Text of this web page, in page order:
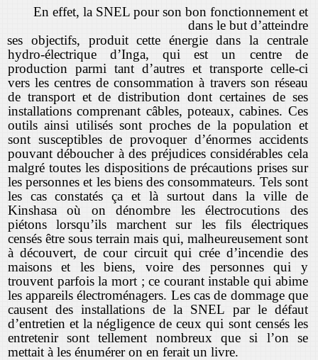
En effet, la SNEL pour son bon fonctionnement et
dans le but d’atteindre
ses objectifs, produit cette énergie dans la centrale
hydro-électrique d’Inga, qui est un centre de
production parmi tant d’autres et transporte celle-ci
vers les centres de consommation à travers son réseau
de transport et de distribution dont certaines de ses
installations comprenant câbles, poteaux, cabines. Ces
outils ainsi utilisés sont proches de la population et
sont susceptibles de provoquer d’énormes accidents
pouvant déboucher à des préjudices considérables cela
malgré toutes les dispositions de précautions prises sur
les personnes et les biens des consommateurs. Tels sont
les cas constatés ça et là surtout dans la ville de
Kinshasa où on dénombre les électrocutions des
piétons lorsqu’ils marchent sur les fils électriques
censés être sous terrain mais qui, malheureusement sont
à découvert, de cour circuit qui crée d’incendie des
maisons et les biens, voire des personnes qui y
trouvent parfois la mort ; ce courant instable qui abime
les appareils électroménagers. Les cas de dommage que
causent des installations de la SNEL par le défaut
d’entretien et la négligence de ceux qui sont censés les
entretenir sont tellement nombreux que si l’on se
mettait à les énumérer on en ferait un livre.